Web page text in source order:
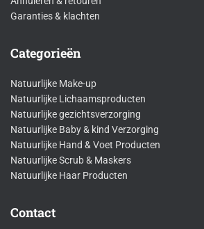
Garanties & klachten
Categorieën
Natuurlijke Make-up
Natuurlijke Lichaamsproducten
Natuurlijke gezichtsverzorging
Natuurlijke Baby & kind Verzorging
Natuurlijke Hand & Voet Producten
Natuurlijke Scrub & Maskers
Natuurlijke Haar Producten
Contact